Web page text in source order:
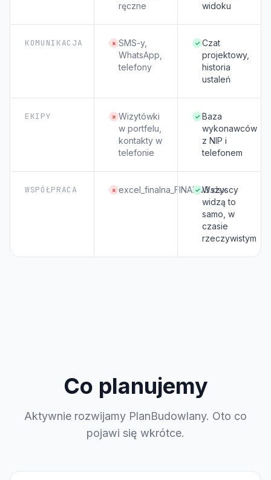
ręczne
widoku
KOMUNIKACJA × SMS-y,
WhatsApp,
telefony
✓ Czat
projektowy,
historia
ustaleń
EKIPY × Wizytówki
w portfelu,
kontakty w
telefonie
✓ Baza
wykonawców
z NIP i
telefonem
WSPÓŁPRACA × excel_finalna_FINAL_v3.xlsx
✓ Wszyscy
widzą to
samo, w
czasie
rzeczywistym
Co planujemy
Aktywnie rozwijamy PlanBudowlany. Oto co
pojawi się wkrótce.